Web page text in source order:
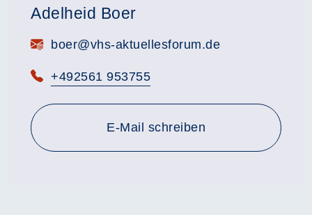
Adelheid Boer
E-Mail:boer@vhs-aktuellesforum.de
Telefon:
+492561 953755
E-Mail schreiben